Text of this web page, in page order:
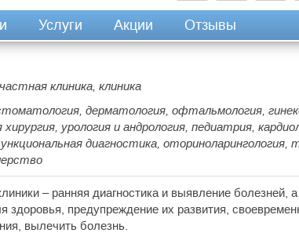
Услуги Акции Отзывы
клиника, клиника
дерматология, офтальмология,
урология и андрология, педиатрия,
диагностика, оториноларингология,
– ранняя диагностика и выявление болезней,
здоровья, предупреждение их развития,
вылечить болезнь.